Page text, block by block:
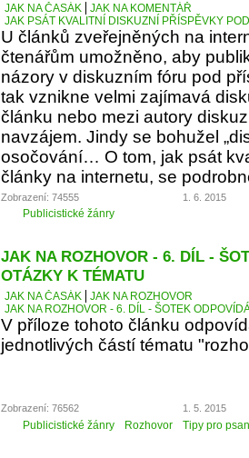
JAK NA ČASÁK
JAK NA KOMENTÁŘ
JAK PSÁT KVALITNÍ DISKUZNÍ PŘÍSPĚVKY
U článků zveřejněných na
čtenářům umožněno, aby
názory v diskuzním fóru pod
tak vznikne velmi zajímavá
článku nebo mezi autory
navzájem. Jindy se bohužel
osočování… O tom, jak psát
články na internetu, se
Zobrazení: 74555 1. 6. 2015
Publicistické žánry
JAK NA ROZHOVOR - 6. DÍL -
OTÁZKY K TÉMATU
JAK NA ČASÁK
JAK NA ROZHOVOR
JAK NA ROZHOVOR - 6. DÍL - ŠOTEK
V příloze tohoto článku
jednotlivých částí tématu
Zobrazení: 76562 1. 5. 2015
Publicistické žánry Rozhovor Tipy pro